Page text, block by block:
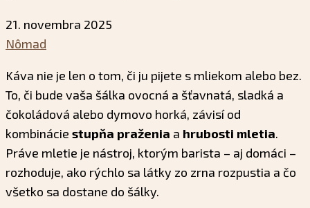
21. novembra 2025
Nômad
Káva nie je len o tom, či ju pijete s mliekom alebo bez.
To, či bude vaša šálka ovocná a šťavnatá, sladká a
čokoládová alebo dymovo horká, závisí od
kombinácie stupňa praženia a hrubosti mletia.
Práve mletie je nástroj, ktorým barista – aj domáci –
rozhoduje, ako rýchlo sa látky zo zrna rozpustia a čo
všetko sa dostane do šálky.